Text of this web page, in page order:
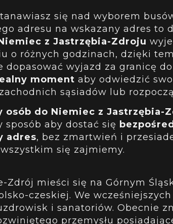
się nad wyborem
adresu na wskazany adres to
z Jastrzębia-Zdroju
o różnych godzinach, dzięki
dopasować wyjazd za granicę
moment aby odwiedzić
sąsiadów lub
osób do Niemiec z Jastrzębia-
sposób aby dostać się
adres, bez zmartwień i
się zajmiemy.
Zdrój mieści się na Górnym
czeskiej. We wcześniejszych
i sanatoriów. Obecnie
przemysłu